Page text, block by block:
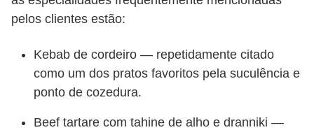
pelos clientes estão:
Kebab de cordeiro — repetidamente citado
como um dos pratos favoritos pela suculência e
ponto de cozedura.
Beef tartare com tahine de alho e dranniki —